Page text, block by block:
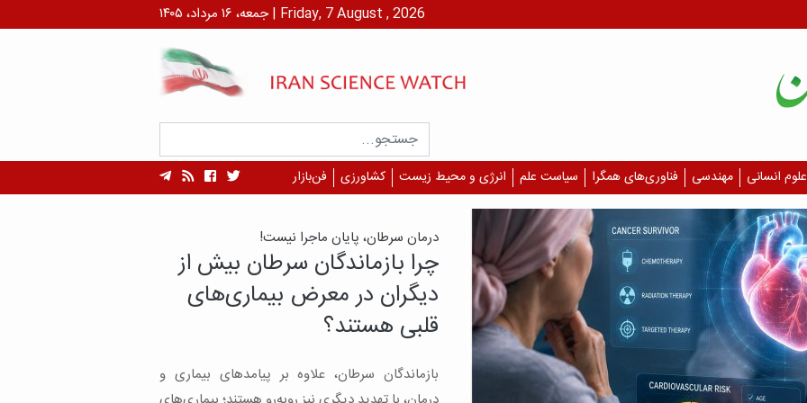
جمعه، ۱۶ مرداد، ۱۴۰۵ | Friday, 7 August , 2026
علوم انسانی مهندسی فناوری‌های همگرا سیاست علم انرژی و محیط زیست کشاورزی فن‌بازار
درمان سرطان، پایان ماجرا نیست!
چرا بازماندگان سرطان بیش از
دیگران در معرض بیماری‌های
قلبی هستند؟
بازماندگان سرطان، علاوه بر پیامدهای بیماری و